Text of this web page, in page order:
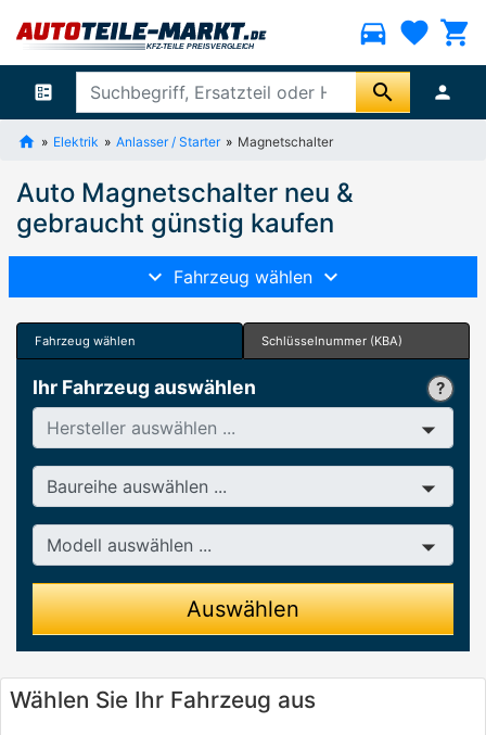
directions_car favorite shopping_cart
ballot search person
Elektrik Anlasser / Starter Magnetschalter
Auto Magnetschalter neu &
gebraucht günstig kaufen
Fahrzeug wählen
Fahrzeug wählen Schlüsselnummer (KBA)
Ihr Fahrzeug auswählen
Hersteller
Baureihe
Modell
Auswählen
Wählen Sie Ihr Fahrzeug aus